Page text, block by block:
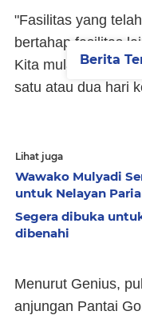
"Fasilitas yang
bertahap fasilitas
Kita mulai dengan
satu atau dua hari
Lihat juga
Wawako Mulyadi
untuk Nelayan
Segera dibuka
dibenahi
Menurut Genius,
anjungan Pantai
Berita